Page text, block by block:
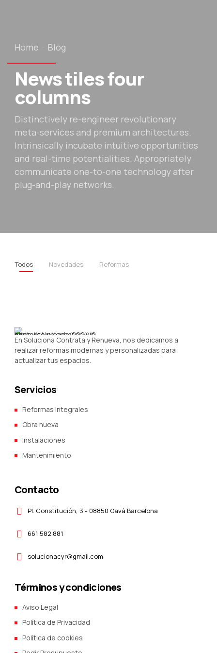
Home Blog
News tiles four
columns
Distinctively re-engineer revolutionary
meta-services and premium architectures.
Intrinsically incubate intuitive opportunities
and real-time potentialities. Appropriately
communicate one-to-one technology after
plug-and-play networks.
Todos Novedades Reformas
En Soluciona Contrata y Renueva, nos dedicamos a
realizar reformas modernas y personalizadas para
actualizar tus espacios.
Servicios
Reformas integrales
Obra nueva
Instalaciones
Mantenimiento
Contacto
Pl. Constitución, 3 - 08850 Gavà Barcelona
661 582 881
solucionacyr@gmail.com
Términos y condiciones
Aviso Legal
Política de Privacidad
Política de cookies